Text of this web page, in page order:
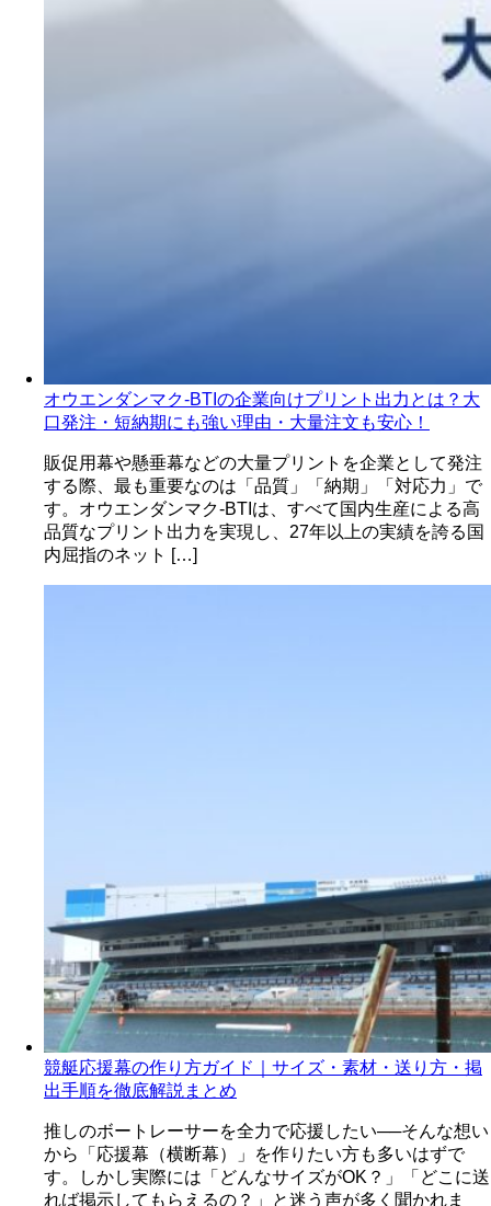
オウエンダンマク-BTIの企業向けプリント出力とは？大
口発注・短納期にも強い理由・大量注文も安心！
販促用幕や懸垂幕などの大量プリントを企業として発注
する際、最も重要なのは「品質」「納期」「対応力」で
す。オウエンダンマク-BTIは、すべて国内生産による高
品質なプリント出力を実現し、27年以上の実績を誇る国
内屈指のネット […]
競艇応援幕の作り方ガイド｜サイズ・素材・送り方・掲
出手順を徹底解説まとめ
推しのボートレーサーを全力で応援したい──そんな想い
から「応援幕（横断幕）」を作りたい方も多いはずで
す。しかし実際には「どんなサイズがOK？」「どこに送
れば掲示してもらえるの？」と迷う声が多く聞かれま